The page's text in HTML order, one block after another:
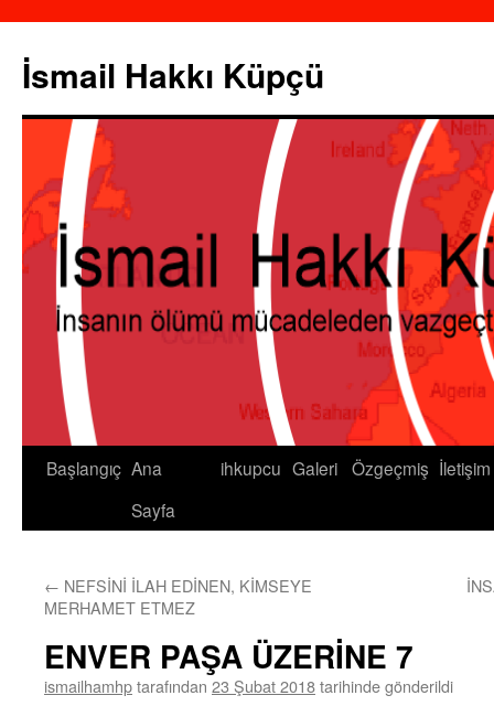
İsmail Hakkı Küpçü
Başlangıç Ana
Sayfa
ihkupcu Galeri Özgeçmiş İletişim
← NEFSİNİ İLAH EDİNEN, KİMSEYE
MERHAMET ETMEZ
ENVER PAŞA ÜZERİNE 7
ismailhamhptarafından 23 Şubat 2018tarihinde gönderildi